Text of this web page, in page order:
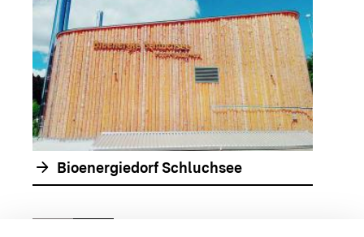
arrow_forward Bioenergiedorf Schluchsee